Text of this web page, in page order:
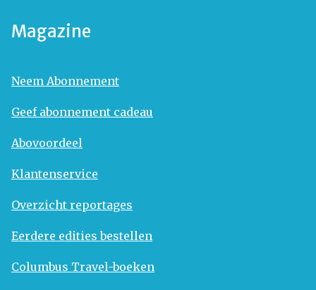
Magazine
Neem Abonnement
Geef abonnement cadeau
Abovoordeel
Klantenservice
Overzicht reportages
Eerdere edities bestellen
Columbus Travel-boeken